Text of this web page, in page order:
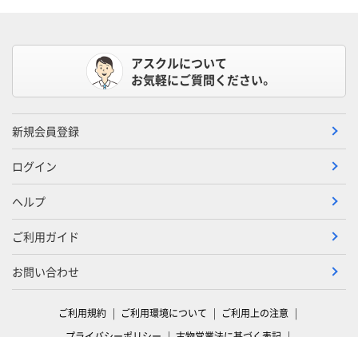
アスクルについて
お気軽にご質問ください。
新規会員登録
ログイン
ヘルプ
ご利用ガイド
お問い合わせ
ご利用規約 ご利用環境について
ご利用上の注意